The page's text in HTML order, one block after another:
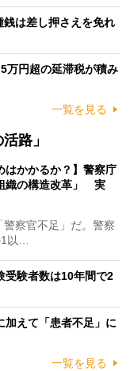
は差し押さえを免れ
万円超の延滞税が積み
一覧を見る
路」
はかかるか？】警察庁
織の構造改革」 実
察官不足」だ。警察
以…
受験者数は10年間で2
加えて「患者不足」に
一覧を見る